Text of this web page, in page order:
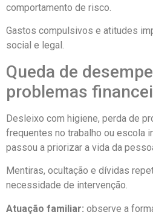
comportamento de risco.
Gastos compulsivos e atitudes
social e legal.
Queda de
problemas
Desleixo com higiene, perda de
frequentes no trabalho ou escola
passou a priorizar a vida da
Mentiras, ocultação e dívidas
necessidade de intervenção.
Atuação familiar: observe a